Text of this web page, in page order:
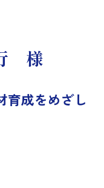
様
育成をめざし